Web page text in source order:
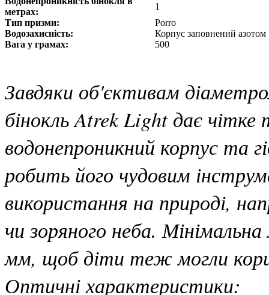
метрах:
1
Тип призми:
Porro
Водозахисність:
Корпус заповнений азотом
Вага у грамах:
500
Завдяки об'єктивам
бінокль Atrek Light дає
водонепроникний корпус та
робить його чудовим
використання на природі,
чи зоряного неба.
мм, щоб діти теж могли
Оптичні характеристики: